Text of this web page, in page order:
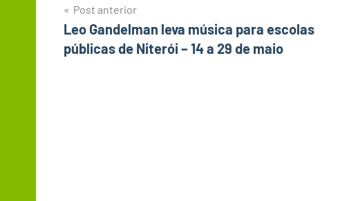
Navegação
de
Post anterior
Leo Gandelman leva música para escolas
públicas de Niterói – 14 a 29 de maio